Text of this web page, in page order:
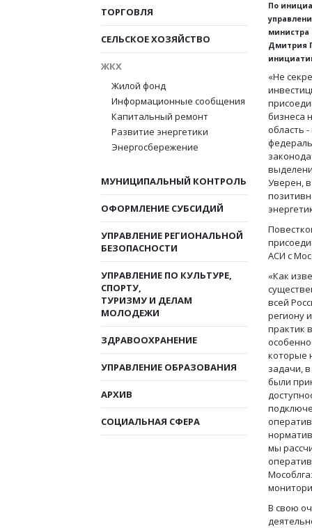
ТОРГОВЛЯ
СЕЛЬСКОЕ ХОЗЯЙСТВО
ЖКХ
Жилой фонд
Информационные сообщения
Капитальный ремонт
Развитие энергетики
Энергосбережение
МУНИЦИПАЛЬНЫЙ КОНТРОЛЬ
ОФОРМЛЕНИЕ СУБСИДИЙ
УПРАВЛЕНИЕ РЕГИОНАЛЬНОЙ
БЕЗОПАСНОСТИ
УПРАВЛЕНИЕ ПО КУЛЬТУРЕ,
СПОРТУ,
ТУРИЗМУ И ДЕЛАМ
МОЛОДЕЖИ
ЗДРАВООХРАНЕНИЕ
УПРАВЛЕНИЕ ОБРАЗОВАНИЯ
АРХИВ
СОЦИАЛЬНАЯ СФЕРА
По
министра
Дмитрия
«Не
бизнеса
область
Уверен,
АСИ с
«Как
всей
региону
практик
которые
задачи,
были
мы
В свою